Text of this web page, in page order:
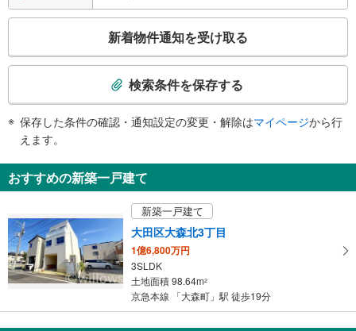
・各ホーム⇔改札
・改札内
・コンコース⇔改札
その他
・ＡＥＤ
検
知
を
け
取
る
・
条
新着物件通知を受け取る
検索条件を保存する
保存した条件の確認・通知設定の変更・解除はマイページから行
えます。
おすすめの新築一戸建て
新築一戸建て
大田区大森北3丁目
1億6,800万円
3SLDK
土地面積 98.64m2
京急本線 「大森町」駅 徒歩19分